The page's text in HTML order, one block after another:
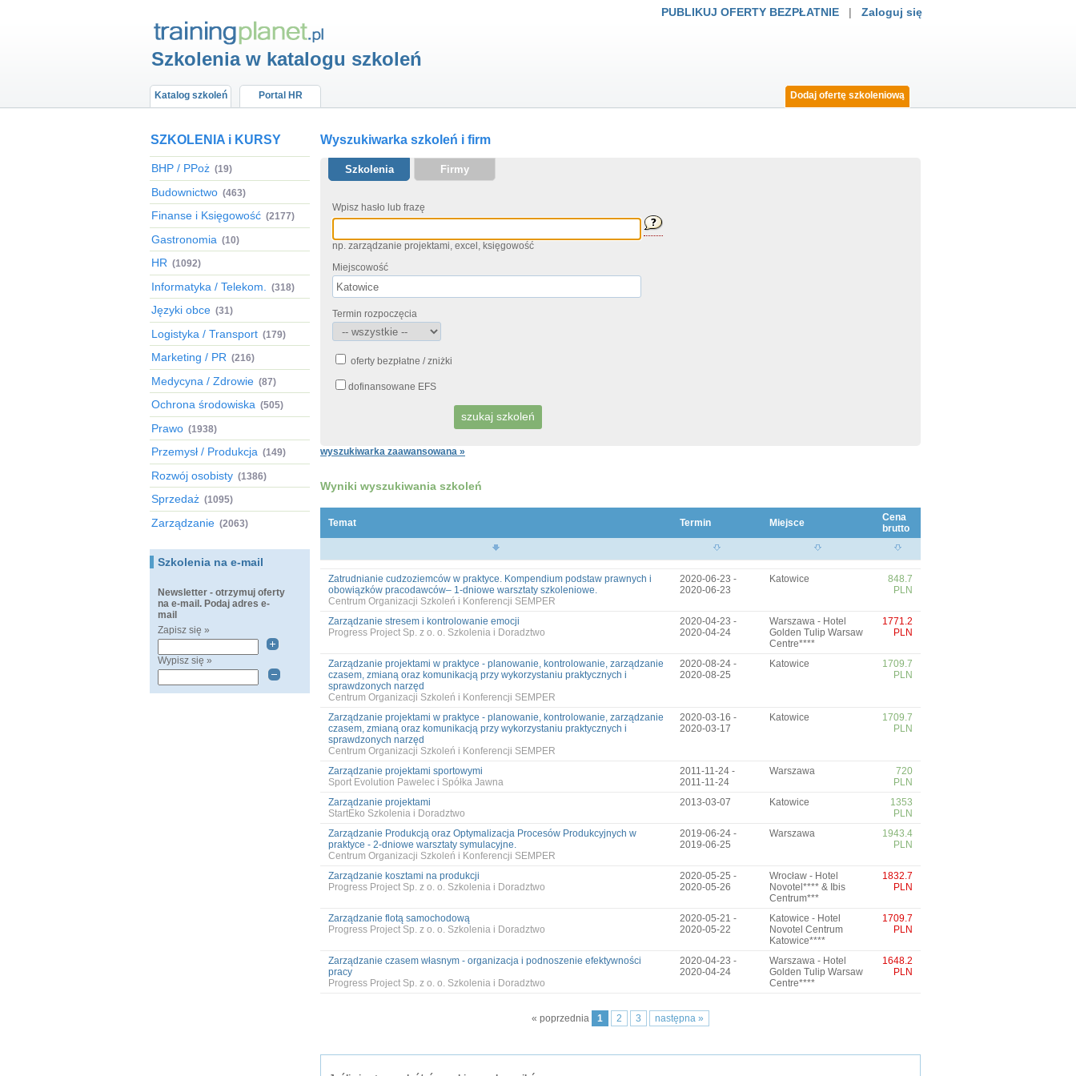
PUBLIKUJ OFERTY BEZPŁATNIE | Zaloguj się
Szkolenia w katalogu szkoleń
Katalog szkoleń Dodaj ofertę szkoleniową
Portal HR
SZKOLENIA i KURSY
BHP / PPoż (19)
Budownictwo (463)
Finanse i Księgowość (2177)
Gastronomia (10)
HR (1092)
Informatyka / Telekom. (318)
Języki obce (31)
Logistyka / Transport (179)
Marketing / PR (216)
Medycyna / Zdrowie (87)
Ochrona środowiska (505)
Prawo (1938)
Przemysł / Produkcja (149)
Rozwój osobisty (1386)
Sprzedaż (1095)
Zarządzanie (2063)
Szkolenia na e-mail
Newsletter - otrzymuj oferty
na e-mail. Podaj adres e-
mail
Zapisz się »
Wypisz się »
Wyszukiwarka szkoleń i firm
Szkolenia Firmy
Wpisz hasło lub frazę
np. zarządzanie projektami, excel, księgowość
Miejscowość
Termin rozpoczęcia
oferty bezpłatne / zniżki
dofinansowane EFS
wyszukiwarka zaawansowana »
Wyniki wyszukiwania szkoleń
Temat Termin Miejsce
Cena
brutto
Zatrudnianie cudzoziemców w praktyce. Kompendium podstaw prawnych i
obowiązków pracodawców– 1-dniowe warsztaty szkoleniowe.
Centrum Organizacji Szkoleń i Konferencji SEMPER
2020-06-23 -
2020-06-23
Katowice
848.7
PLN
Zarządzanie stresem i kontrolowanie emocji
Progress Project Sp. z o. o. Szkolenia i Doradztwo
2020-04-23 -
2020-04-24
Warszawa - Hotel
Golden Tulip Warsaw
Centre****
1771.2
PLN
Zarządzanie projektami w praktyce - planowanie, kontrolowanie, zarządzanie
czasem, zmianą oraz komunikacją przy wykorzystaniu praktycznych i
sprawdzonych narzęd
Centrum Organizacji Szkoleń i Konferencji SEMPER
2020-08-24 -
2020-08-25
Katowice
1709.7
PLN
Zarządzanie projektami w praktyce - planowanie, kontrolowanie, zarządzanie
czasem, zmianą oraz komunikacją przy wykorzystaniu praktycznych i
sprawdzonych narzęd
Centrum Organizacji Szkoleń i Konferencji SEMPER
2020-03-16 -
2020-03-17
Katowice
1709.7
PLN
Zarządzanie projektami sportowymi
Sport Evolution Pawelec i Spółka Jawna
2011-11-24 -
2011-11-24
Warszawa
720
PLN
Zarządzanie projektami
StartEko Szkolenia i Doradztwo
2013-03-07 Katowice
1353
PLN
Zarządzanie Produkcją oraz Optymalizacja Procesów Produkcyjnych w
praktyce - 2-dniowe warsztaty symulacyjne.
Centrum Organizacji Szkoleń i Konferencji SEMPER
2019-06-24 -
2019-06-25
Warszawa
1943.4
PLN
Zarządzanie kosztami na produkcji
Progress Project Sp. z o. o. Szkolenia i Doradztwo
2020-05-25 -
2020-05-26
Wrocław - Hotel
Novotel**** & Ibis
Centrum***
1832.7
PLN
Zarządzanie flotą samochodową
Progress Project Sp. z o. o. Szkolenia i Doradztwo
2020-05-21 -
2020-05-22
Katowice - Hotel
Novotel Centrum
Katowice****
1709.7
PLN
Zarządzanie czasem własnym - organizacja i podnoszenie efektywności
pracy
Progress Project Sp. z o. o. Szkolenia i Doradztwo
2020-04-23 -
2020-04-24
Warszawa - Hotel
Golden Tulip Warsaw
Centre****
1648.2
PLN
« poprzednia 1 2 3 następna »